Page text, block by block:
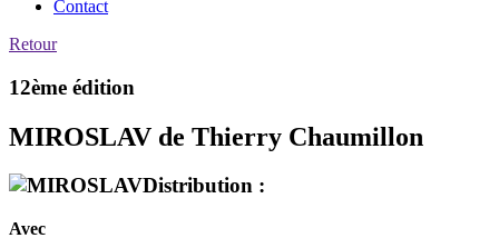
Contact
Retour
12ème édition
MIROSLAV de Thierry Chaumillon
Distribution :
Avec